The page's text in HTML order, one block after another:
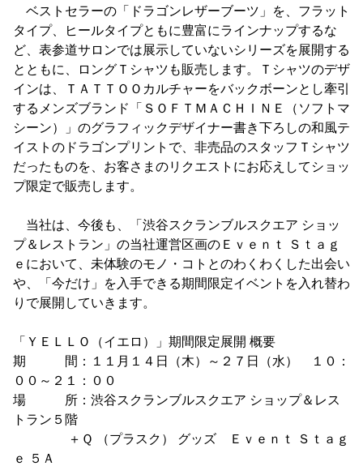
ベストセラーの「ドラゴンレザーブーツ」を、フラット
タイプ、ヒールタイプともに豊富にラインナップするな
ど、表参道サロンでは展示していないシリーズを展開する
とともに、ロングＴシャツも販売します。Ｔシャツのデザ
インは、ＴＡＴＴＯＯカルチャーをバックボーンとし牽引
するメンズブランド「ＳＯＦＴＭＡＣＨＩＮＥ（ソフトマ
シーン）」のグラフィックデザイナー書き下ろしの和風テ
イストのドラゴンプリントで、非売品のスタッフＴシャツ
だったものを、お客さまのリクエストにお応えしてショッ
プ限定で販売します。
当社は、今後も、「渋谷スクランブルスクエア ショッ
プ＆レストラン」の当社運営区画のＥｖｅｎｔ Ｓｔａｇ
ｅにおいて、未体験のモノ・コトとのわくわくした出会い
や、「今だけ」を入手できる期間限定イベントを入れ替わ
りで展開していきます。
「ＹＥＬＬＯ（イエロ）」期間限定展開 概要
期 間：１１月１４日（木）～２７日（水） １０：
００～２１：００
場 所：渋谷スクランブルスクエア ショップ＆レス
トラン５階
＋Ｑ （プラスク） グッズ Ｅｖｅｎｔ Ｓｔａｇ
ｅ ５Ａ